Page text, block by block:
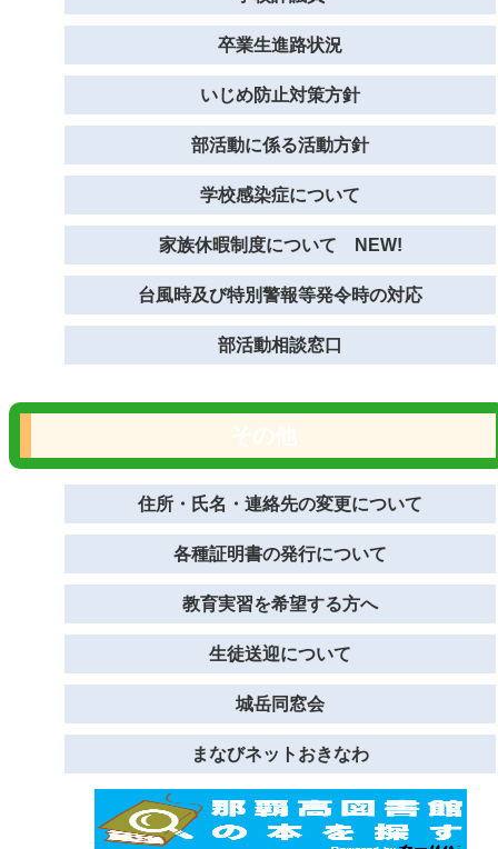
卒業生進路状況
いじめ防止対策方針
部活動に係る活動方針
学校感染症について
家族休暇制度について NEW!
台風時及び特別警報等発令時の対応
部活動相談窓口
住所・氏名・連絡先の変更について
各種証明書の発行について
教育実習を希望する方へ
生徒送迎について
城岳同窓会
まなびネットおきなわ